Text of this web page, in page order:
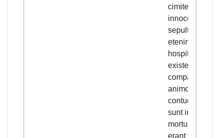
cimiterio
innocentum
sepulta, me
etenim in ipso
hospitali
existente et
compassivo
animo
contuente. Tot
sunt in brevi
mortui, quod
erant tot, qui